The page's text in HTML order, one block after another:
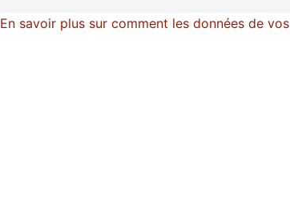
En savoir plus sur comment les données de vos